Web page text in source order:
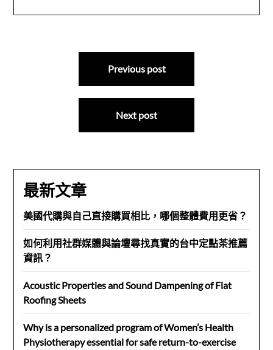
Previous post
Next post
最新文章
美國代購與自己直接購買相比，哪個整體費用更省？
如何利用社群媒體與論壇尋找真實的台中定點茶推薦
資訊？
Acoustic Properties and Sound Dampening of Flat
Roofing Sheets
Why is a personalized program of Women’s Health
Physiotherapy essential for safe return-to-exercise